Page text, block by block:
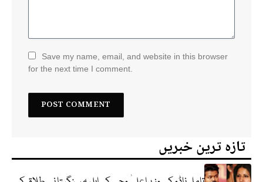
Save my name, email, and website in this browser
for the next time I comment.
تازہ ترین خبریں